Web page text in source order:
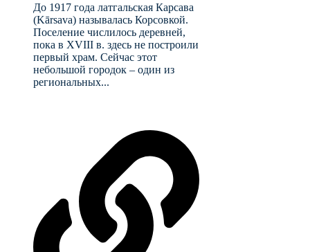
До 1917 года латгальская Карсава
(Kārsava) называлась Корсовкой.
Поселение числилось деревней,
пока в XVIII в. здесь не построили
первый храм. Сейчас этот
небольшой городок – один из
региональных...